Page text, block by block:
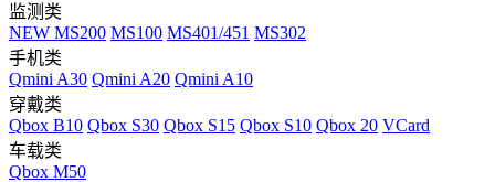
监测类
NEW MS200 MS100 MS401/451 MS302
手机类
Qmini A30 Qmini A20 Qmini A10
穿戴类
Qbox B10 Qbox S30 Qbox S15 Qbox S10 Qbox 20 VCard
车载类
Qbox M50